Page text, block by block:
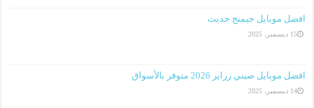
افضل موبايل جيمنج حديث
15 ديسمبر، 2025
افضل موبايل صيني زراير 2026 متوفر بالأسواق
14 ديسمبر، 2025